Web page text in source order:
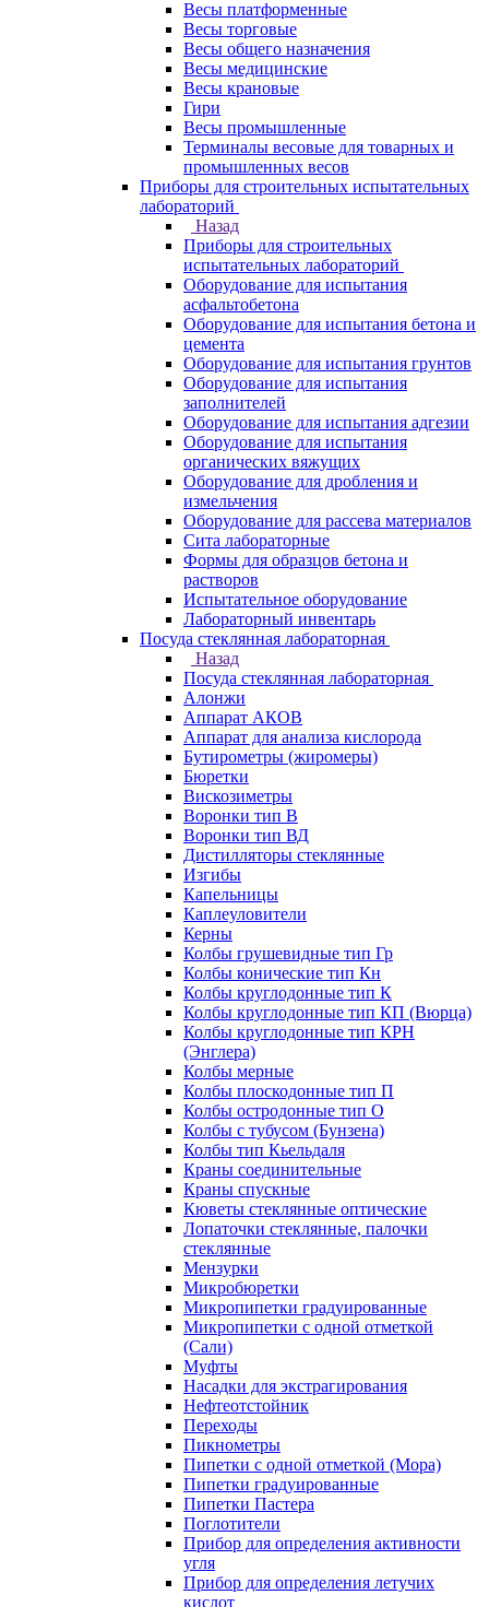
Весы платформенные
Весы торговые
Весы общего назначения
Весы медицинские
Весы крановые
Гири
Весы промышленные
Терминалы весовые для товарных и
промышленных весов
Приборы для строительных испытательных
лабораторий
Назад
Приборы для строительных
испытательных лабораторий
Оборудование для испытания
асфальтобетона
Оборудование для испытания бетона и
цемента
Оборудование для испытания грунтов
Оборудование для испытания
заполнителей
Оборудование для испытания адгезии
Оборудование для испытания
органических вяжущих
Оборудование для дробления и
измельчения
Оборудование для рассева материалов
Сита лабораторные
Формы для образцов бетона и
растворов
Испытательное оборудование
Лабораторный инвентарь
Посуда стеклянная лабораторная
Назад
Посуда стеклянная лабораторная
Алонжи
Аппарат АКОВ
Аппарат для анализа кислорода
Бутирометры (жиромеры)
Бюретки
Вискозиметры
Воронки тип В
Воронки тип ВД
Дистилляторы стеклянные
Изгибы
Капельницы
Каплеуловители
Керны
Колбы грушевидные тип Гр
Колбы конические тип Кн
Колбы круглодонные тип К
Колбы круглодонные тип КП (Вюрца)
Колбы круглодонные тип КРН
(Энглера)
Колбы мерные
Колбы плоскодонные тип П
Колбы остродонные тип О
Колбы с тубусом (Бунзена)
Колбы тип Кьельдаля
Краны соединительные
Краны спускные
Кюветы стеклянные оптические
Лопаточки стеклянные, палочки
стеклянные
Мензурки
Микробюретки
Микропипетки градуированные
Микропипетки с одной отметкой
(Сали)
Муфты
Насадки для экстрагирования
Нефтеотстойник
Переходы
Пикнометры
Пипетки с одной отметкой (Мора)
Пипетки градуированные
Пипетки Пастера
Поглотители
Прибор для определения активности
угля
Прибор для определения летучих
кислот